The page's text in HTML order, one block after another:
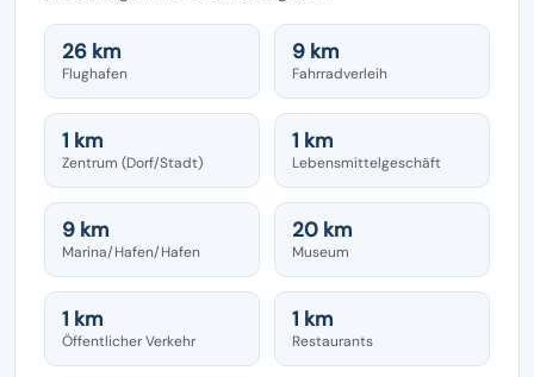
26 km
Flughafen
9 km
Fahrradverleih
1 km
Zentrum (Dorf/Stadt)
1 km
Lebensmittelgeschäft
9 km
Marina/Hafen/Hafen
20 km
Museum
1 km
Öffentlicher Verkehr
1 km
Restaurants